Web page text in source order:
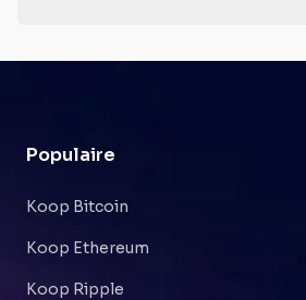
Populaire
Koop Bitcoin
Koop Ethereum
Koop Ripple